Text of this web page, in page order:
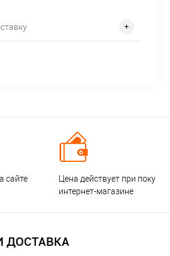
сайте
Цена действует при
интернет-магазине
ДОСТАВКА